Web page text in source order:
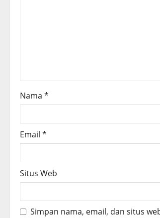
i
o
n
Nama *
Email *
Situs Web
Simpan nama, email, dan situs